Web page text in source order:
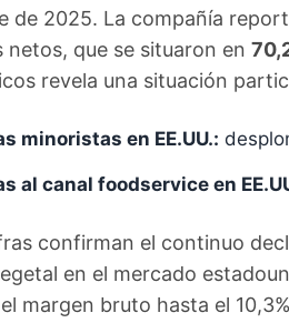
de 2025. La compañía
netos, que se situaron en
revela una situación
minoristas en EE.UU.:
al canal foodservice en
confirman el continuo
en el mercado
margen bruto hasta el